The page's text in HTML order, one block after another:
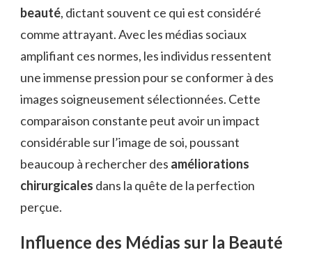
beauté, dictant souvent ce qui est considéré
comme attrayant. Avec les médias sociaux
amplifiant ces normes, les individus ressentent
une immense pression pour se conformer à des
images soigneusement sélectionnées. Cette
comparaison constante peut avoir un impact
considérable sur l’image de soi, poussant
beaucoup à rechercher des améliorations
chirurgicales dans la quête de la perfection
perçue.
Influence des Médias sur la Beauté